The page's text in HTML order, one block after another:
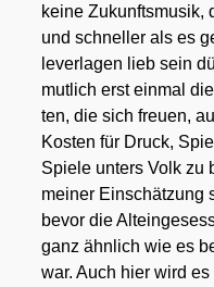
kei­ne Zukunfts­mu­sik,
und schnel­ler als es
le­ver­la­gen lieb sein
mut­lich erst ein­mal
ten, die sich freu­en,
Kos­ten für Druck,
Spie­le unters Volk zu
mei­ner Ein­schät­zung
bevor die
ganz ähn­lich wie es
war. Auch hier wird